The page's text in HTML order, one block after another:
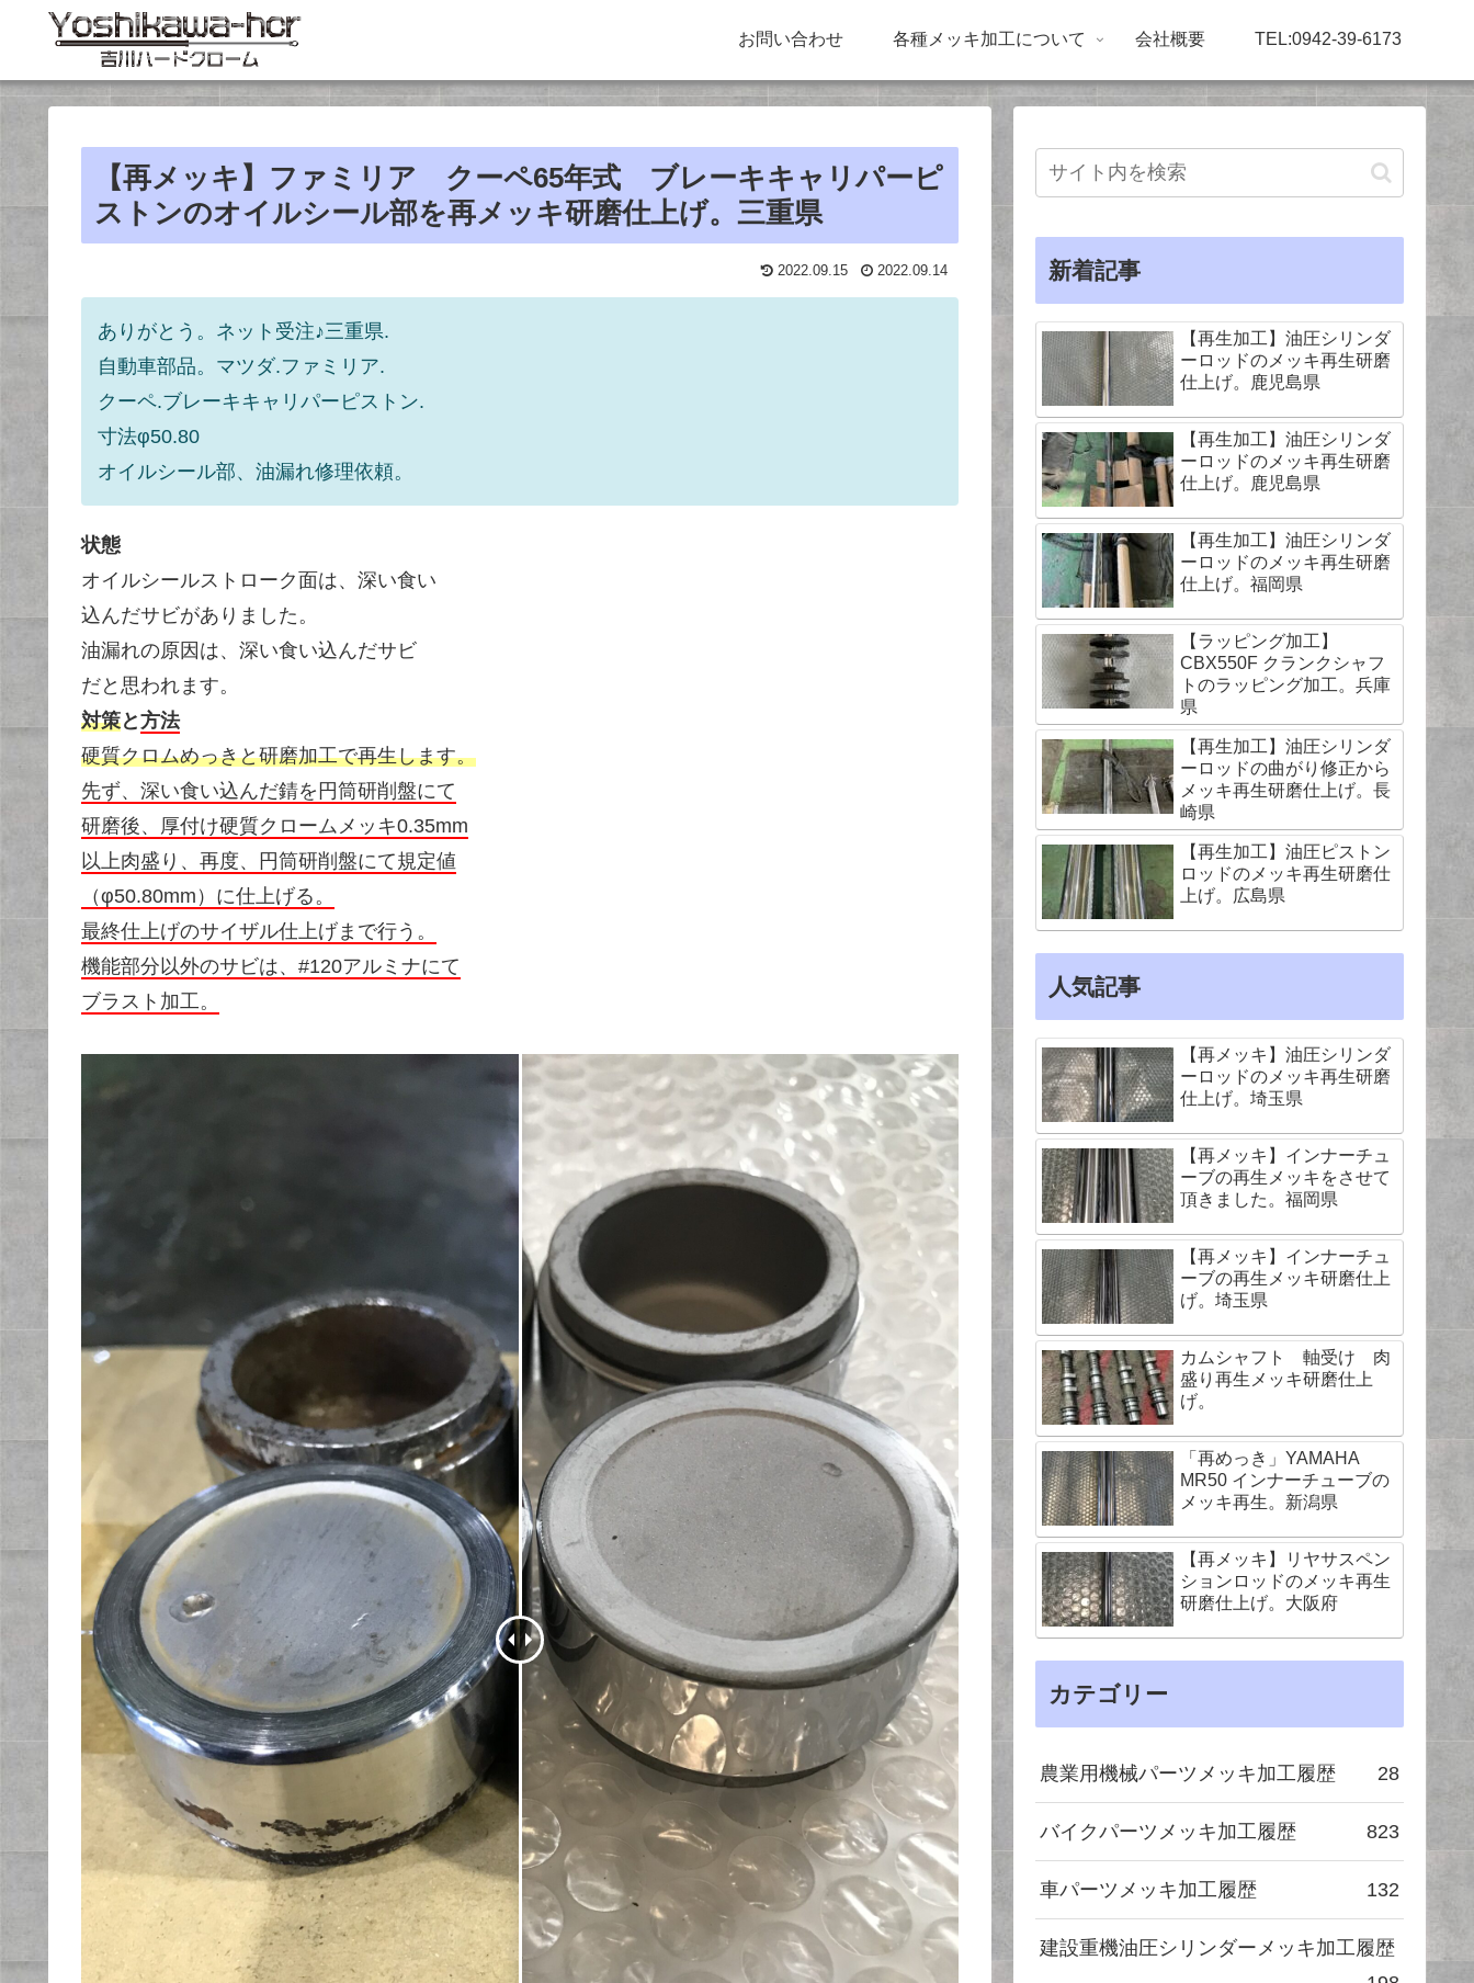
お問い合わせ 各種メッキ加工について 会社概要 TEL:0942-39-6173
【再メッキ】ファミリア クーペ65年式 ブレーキキャリパーピ
ストンのオイルシール部を再メッキ研磨仕上げ。三重県
2022.09.15 2022.09.14
ありがとう。ネット受注♪三重県.
自動車部品。マツダ.ファミリア.
クーペ.ブレーキキャリパーピストン.
寸法φ50.80
オイルシール部、油漏れ修理依頼。
状態
オイルシールストローク面は、深い食い
込んだサビがありました。
油漏れの原因は、深い食い込んだサビ
だと思われます。
対策と方法
硬質クロムめっきと研磨加工で再生します。
先ず、深い食い込んだ錆を円筒研削盤にて
研磨後、厚付け硬質クロームメッキ0.35mm
以上肉盛り、再度、円筒研削盤にて規定値
（φ50.80mm）に仕上げる。
最終仕上げのサイザル仕上げまで行う。
機能部分以外のサビは、#120アルミナにて
ブラスト加工。
新着記事
【再生加工】油圧シリンダ
ーロッドのメッキ再生研磨
仕上げ。鹿児島県
【再生加工】油圧シリンダ
ーロッドのメッキ再生研磨
仕上げ。鹿児島県
【再生加工】油圧シリンダ
ーロッドのメッキ再生研磨
仕上げ。福岡県
【ラッピング加工】
CBX550F クランクシャフ
トのラッピング加工。兵庫
県
【再生加工】油圧シリンダ
ーロッドの曲がり修正から
メッキ再生研磨仕上げ。長
崎県
【再生加工】油圧ピストン
ロッドのメッキ再生研磨仕
上げ。広島県
人気記事
【再メッキ】油圧シリンダ
ーロッドのメッキ再生研磨
仕上げ。埼玉県
【再メッキ】インナーチュ
ーブの再生メッキをさせて
頂きました。福岡県
【再メッキ】インナーチュ
ーブの再生メッキ研磨仕上
げ。埼玉県
カムシャフト 軸受け 肉
盛り再生メッキ研磨仕上
げ。
「再めっき」YAMAHA
MR50 インナーチューブの
メッキ再生。新潟県
【再メッキ】リヤサスペン
ションロッドのメッキ再生
研磨仕上げ。大阪府
カテゴリー
農業用機械パーツメッキ加工履歴 28
バイクパーツメッキ加工履歴 823
車パーツメッキ加工履歴 132
建設重機油圧シリンダーメッキ加工履歴